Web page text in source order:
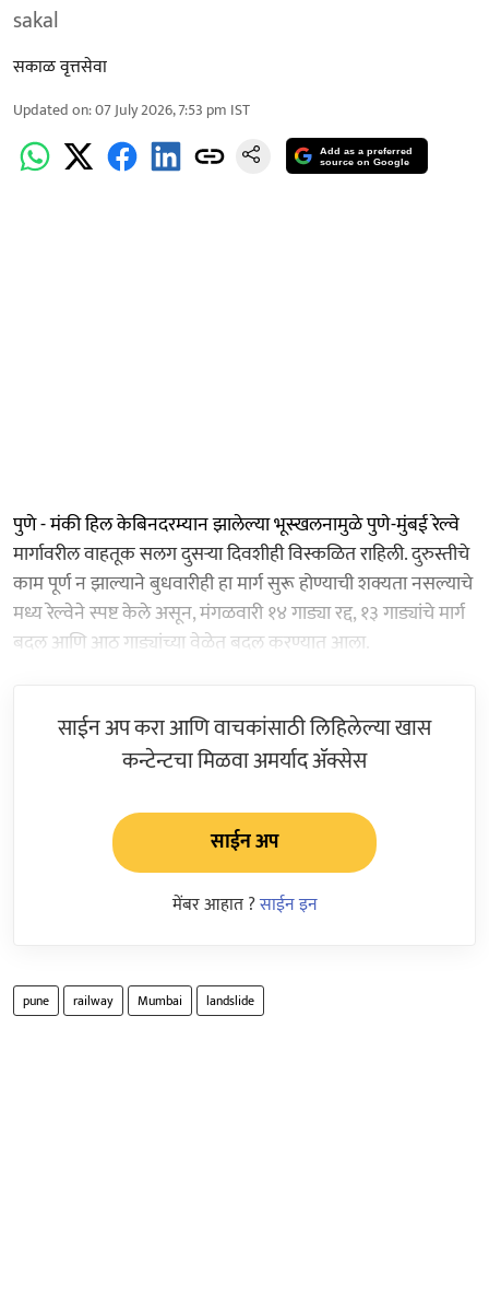
sakal
सकाळ वृत्तसेवा
Updated on:07 July 2026, 7:53 pm IST
Add as a preferred
source on Google
पुणे - मंकी हिल केबिनदरम्यान झालेल्या भूस्खलनामुळे पुणे-मुंबई रेल्वे
मार्गावरील वाहतूक सलग दुसऱ्या दिवशीही विस्कळित राहिली. दुरुस्तीचे
काम पूर्ण न झाल्याने बुधवारीही हा मार्ग सुरू होण्याची शक्यता नसल्याचे
मध्य रेल्वेने स्पष्ट केले असून, मंगळवारी १४ गाड्या रद्द, १३ गाड्यांचे मार्ग
बदल आणि आठ गाड्यांच्या वेळेत बदल करण्यात आला.
साईन अप करा आणि वाचकांसाठी लिहिलेल्या खास
कन्टेन्टचा मिळवा अमर्याद ॲक्सेस
साईन अप
मेंबर आहात ?साईन इन
pune railway Mumbai landslide